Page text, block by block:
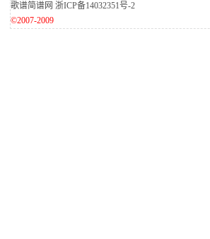
歌谱简谱网 浙ICP备14032351号-2
©2007-2009